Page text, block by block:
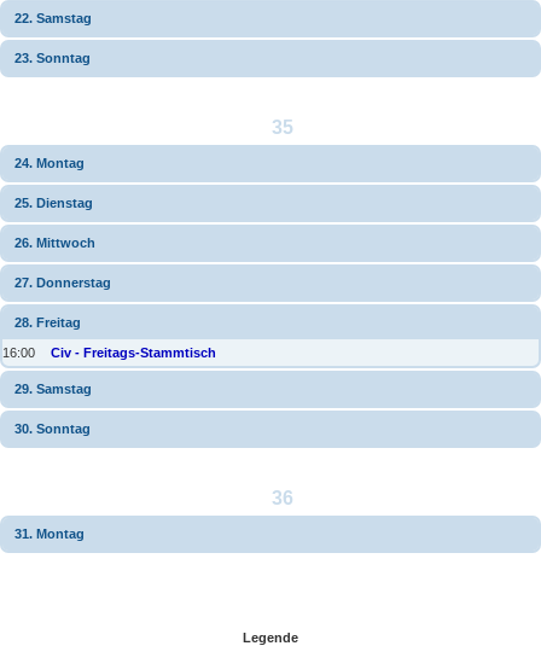
22. Samstag
23. Sonntag
35
24. Montag
25. Dienstag
26. Mittwoch
27. Donnerstag
28. Freitag
16:00 Civ - Freitags-Stammtisch
29. Samstag
30. Sonntag
36
31. Montag
Legende